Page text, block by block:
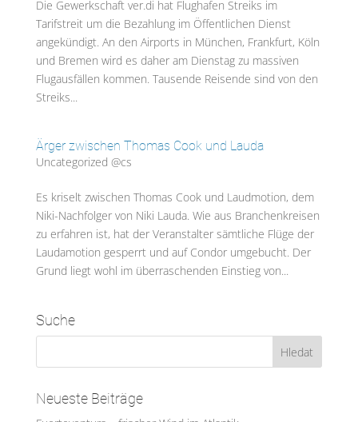
Die Gewerkschaft ver.di hat Flughafen Streiks im
Tarifstreit um die Bezahlung im Öffentlichen Dienst
angekündigt. An den Airports in München, Frankfurt, Köln
und Bremen wird es daher am Dienstag zu massiven
Flugausfällen kommen. Tausende Reisende sind von den
Streiks...
Ärger zwischen Thomas Cook und Lauda
Uncategorized @cs
Es kriselt zwischen Thomas Cook und Laudmotion, dem
Niki-Nachfolger von Niki Lauda. Wie aus Branchenkreisen
zu erfahren ist, hat der Veranstalter sämtliche Flüge der
Laudamotion gesperrt und auf Condor umgebucht. Der
Grund liegt wohl im überraschenden Einstieg von...
Suche
Neueste Beiträge